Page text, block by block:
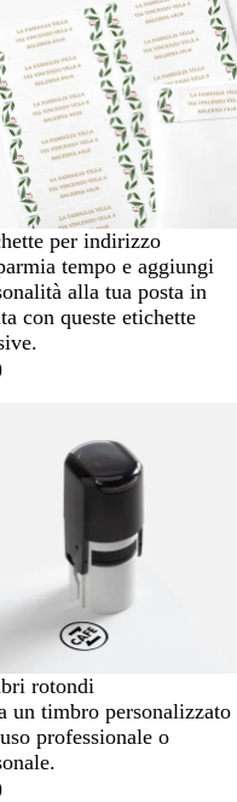
per indirizzo
tempo e aggiungi
alla tua posta in
con queste etichette
rotondi
un timbro personalizzato
professionale o